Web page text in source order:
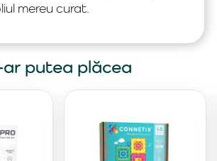
mereu curat.
putea plăcea